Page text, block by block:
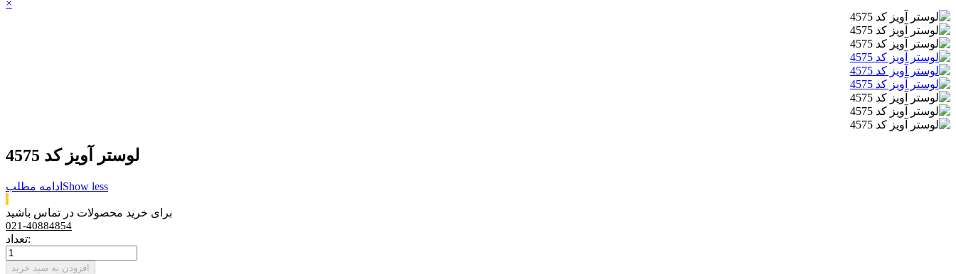
×
لوستر آویز کد 4575
ادامه مطلب Show less
برای خرید محصولات در تماس باشید
021-40884854
تعداد:
افزودن به سبد خرید